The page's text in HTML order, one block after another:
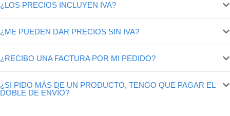
¿LOS PRECIOS INCLUYEN IVA?
¿ME PUEDEN DAR PRECIOS SIN IVA?
¿RECIBO UNA FACTURA POR MI PEDIDO?
¿SI PIDO MÁS DE UN PRODUCTO, TENGO QUE PAGAR EL
DOBLE DE ENVÍO?